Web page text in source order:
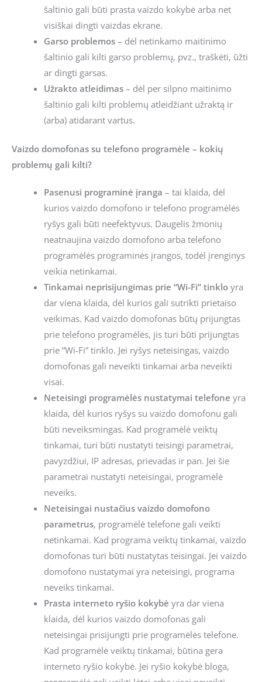
šaltinio gali būti prasta vaizdo kokybė arba net
visiškai dingti vaizdas ekrane.
Garso problemos– dėl netinkamo maitinimo
šaltinio gali kilti garso problemų, pvz., traškėti, ūžti
ar dingti garsas.
Užrakto atleidimas– dėl per silpno maitinimo
šaltinio gali kilti problemų atleidžiant užraktą ir
(arba) atidarant vartus.
Vaizdo domofonas su telefono programėle – kokių
problemų gali kilti?
Pasenusi programinė įranga – tai klaida, dėl
kurios vaizdo domofono ir telefono programėlės
ryšys gali būti neefektyvus. Daugelis žmonių
neatnaujina vaizdo domofono arba telefono
programėlės programinės įrangos, todėl įrenginys
veikia netinkamai.
Tinkamai neprisijungimas prie “Wi-Fi” tinkloyra
dar viena klaida, dėl kurios gali sutrikti prietaiso
veikimas. Kad vaizdo domofonas būtų prijungtas
prie telefono programėlės, jis turi būti prijungtas
prie “Wi-Fi” tinklo. Jei ryšys neteisingas, vaizdo
domofonas gali neveikti tinkamai arba neveikti
visai.
Neteisingi programėlės nustatymai telefone yra
klaida, dėl kurios ryšys su vaizdo domofonu gali
būti neveiksmingas. Kad programėlė veiktų
tinkamai, turi būti nustatyti teisingi parametrai,
pavyzdžiui, IP adresas, prievadas ir pan. Jei šie
parametrai nustatyti neteisingai, programėlė
neveiks.
Neteisingai nustačius vaizdo domofono
parametrus, programėlė telefone gali veikti
netinkamai. Kad programa veiktų tinkamai, vaizdo
domofonas turi būti nustatytas teisingai. Jei vaizdo
domofono nustatymai yra neteisingi, programa
neveiks tinkamai.
Prasta interneto ryšio kokybė yra dar viena
klaida, dėl kurios vaizdo domofonas gali
neteisingai prisijungti prie programėlės telefone.
Kad programėlė veiktų tinkamai, būtina gera
interneto ryšio kokybė. Jei ryšio kokybė bloga,